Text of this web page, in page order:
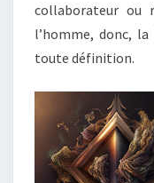
collaborateur ou
l’homme, donc,
toute définition.